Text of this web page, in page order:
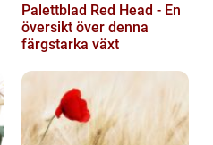
Palettblad Red Head - En
översikt över denna
färgstarka växt